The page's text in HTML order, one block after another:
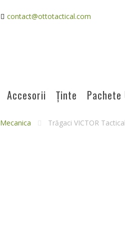
contact@ottotactical.com
Accesorii Ținte Pachete
Mecanica Trăgaci VICTOR